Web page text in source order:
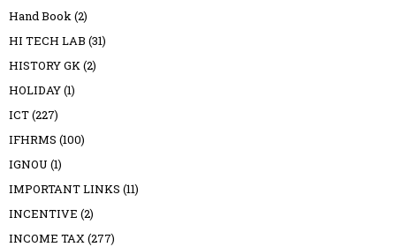
Hand Book(2)
HI TECH LAB (31)
HISTORY GK(2)
HOLIDAY(1)
ICT(227)
IFHRMS (100)
IGNOU (1)
IMPORTANT LINKS (11)
INCENTIVE (2)
INCOME TAX(277)